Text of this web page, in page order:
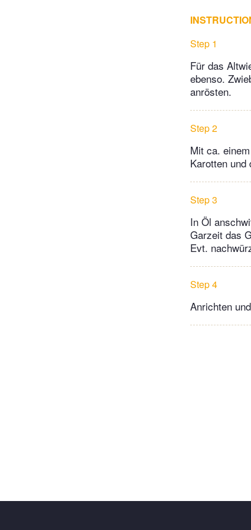
Step 1
Für das
ebenso.
anrösten.
Step 2
Mit ca.
Karotten und
Step 3
In Öl
Garzeit das
Evt.
Step 4
Anrichten